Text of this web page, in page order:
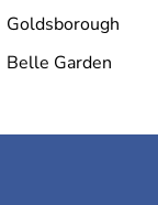
Goldsborough
Belle Garden